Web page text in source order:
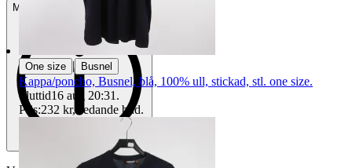
Mindre tecken på användning
One size | Busnel
Kappa/poncho, Busnel, blå, 100% ull, stickad, stl. one size.
Sluttid16 aug 20:31 .
Pris:232 kr, Ledande bud.